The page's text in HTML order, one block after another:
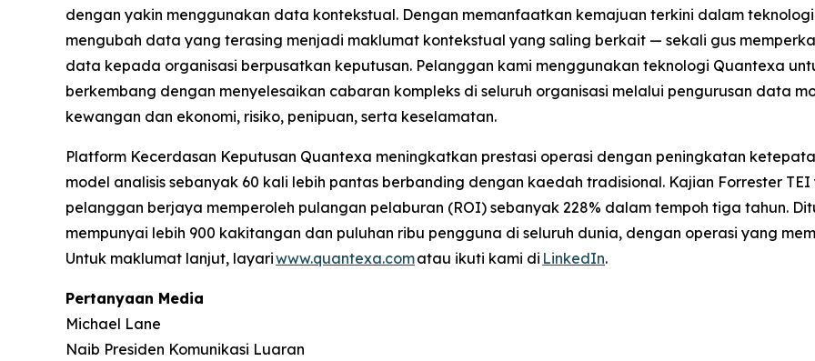
dengan yakin menggunakan data kontekstual. Dengan memanfaatkan kemajuan terkini dalam
mengubah data yang terasing menjadi maklumat kontekstual yang saling berkait — sekali gus
data kepada organisasi berpusatkan keputusan. Pelanggan kami menggunakan teknologi Quantexa
berkembang dengan menyelesaikan cabaran kompleks di seluruh organisasi melalui pengurusan data
kewangan dan ekonomi, risiko, penipuan, serta keselamatan.
Platform Kecerdasan Keputusan Quantexa meningkatkan prestasi operasi dengan peningkatan
model analisis sebanyak 60 kali lebih pantas berbanding dengan kaedah tradisional. Kajian Forrester
pelanggan berjaya memperoleh pulangan pelaburan (ROI) sebanyak 228% dalam tempoh tiga tahun.
mempunyai lebih 900 kakitangan dan puluhan ribu pengguna di seluruh dunia, dengan operasi yang
Untuk maklumat lanjut, layariwww.quantexa.comatau ikuti kami di LinkedIn.
Pertanyaan Media
Michael Lane
Naib Presiden Komunikasi Luaran